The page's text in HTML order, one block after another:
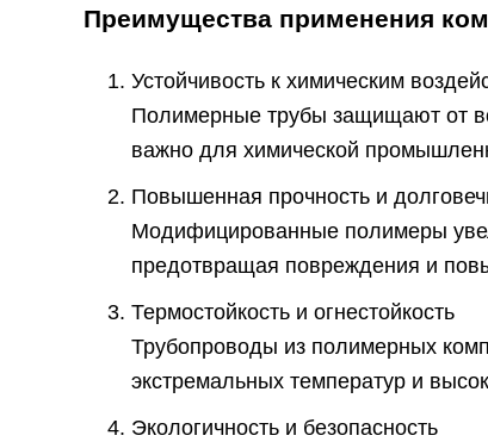
Преимущества применения
Устойчивость к химическим
Полимерные трубы защищают от
важно для химической
Повышенная прочность и
Модифицированные полимеры
предотвращая повреждения и
Термостойкость и огнестойкость
Трубопроводы из полимерных
экстремальных температур и
Экологичность и безопасность